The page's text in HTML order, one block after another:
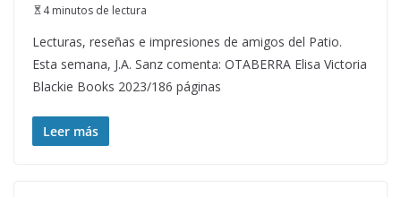
4 minutos de lectura
Lecturas, reseñas e impresiones de amigos del Patio.
Esta semana, J.A. Sanz comenta: OTABERRA Elisa Victoria
Blackie Books 2023/186 páginas
Leer más